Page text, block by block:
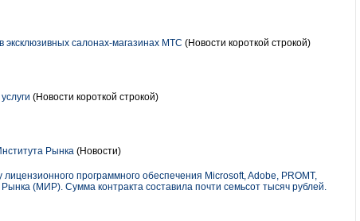
эксклюзивных салонах-магазинах МТС (Новости короткой строкой)
(Новости короткой строкой)
Рынка (Новости)
программного обеспечения Microsoft, Adobe, PROMT,
(МИР). Сумма контракта составила почти семьсот тысяч рублей.